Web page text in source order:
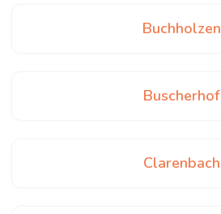
Buchholzen
Buscherhof
Clarenbach